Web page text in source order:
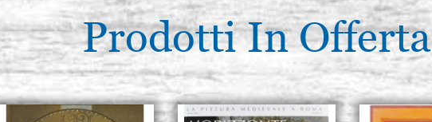
Prodotti In Offerta